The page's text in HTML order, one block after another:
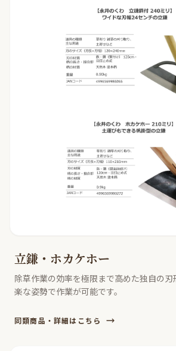
立鎌・ホカケホー
除草作業の効率を極限まで高めた独自の
楽な姿勢で作業が可能です。
同類商品・詳細はこちら